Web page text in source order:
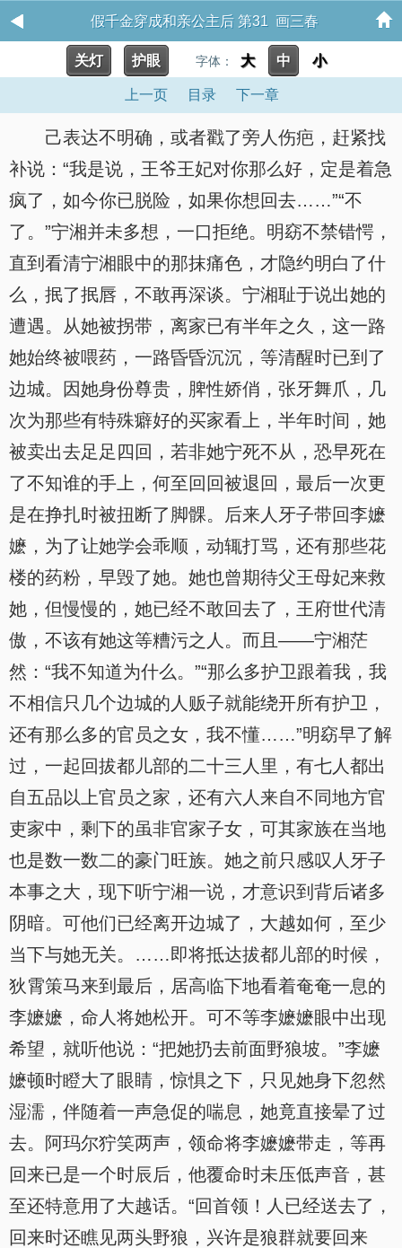
假千金穿成和亲公主后 第31 画三春
关灯 护眼 字体： 大 中 小
上一页 目录 下一章
己表达不明确，或者戳了旁人伤疤，赶紧找
补说：“我是说，王爷王妃对你那么好，定是着急
疯了，如今你已脱险，如果你想回去……”“不
了。”宁湘并未多想，一口拒绝。明窈不禁错愕，
直到看清宁湘眼中的那抹痛色，才隐约明白了什
么，抿了抿唇，不敢再深谈。宁湘耻于说出她的
遭遇。从她被拐带，离家已有半年之久，这一路
她始终被喂药，一路昏昏沉沉，等清醒时已到了
边城。因她身份尊贵，脾性娇俏，张牙舞爪，几
次为那些有特殊癖好的买家看上，半年时间，她
被卖出去足足四回，若非她宁死不从，恐早死在
了不知谁的手上，何至回回被退回，最后一次更
是在挣扎时被扭断了脚髁。后来人牙子带回李嬷
嬷，为了让她学会乖顺，动辄打骂，还有那些花
楼的药粉，早毁了她。她也曾期待父王母妃来救
她，但慢慢的，她已经不敢回去了，王府世代清
傲，不该有她这等糟污之人。而且——宁湘茫
然：“我不知道为什么。”“那么多护卫跟着我，我
不相信只几个边城的人贩子就能绕开所有护卫，
还有那么多的官员之女，我不懂……”明窈早了解
过，一起回拔都儿部的二十三人里，有七人都出
自五品以上官员之家，还有六人来自不同地方官
吏家中，剩下的虽非官家子女，可其家族在当地
也是数一数二的豪门旺族。她之前只感叹人牙子
本事之大，现下听宁湘一说，才意识到背后诸多
阴暗。可他们已经离开边城了，大越如何，至少
当下与她无关。……即将抵达拔都儿部的时候，
狄霄策马来到最后，居高临下地看着奄奄一息的
李嬷嬷，命人将她松开。可不等李嬷嬷眼中出现
希望，就听他说：“把她扔去前面野狼坡。”李嬷
嬷顿时瞪大了眼睛，惊惧之下，只见她身下忽然
湿濡，伴随着一声急促的喘息，她竟直接晕了过
去。阿玛尔狞笑两声，领命将李嬷嬷带走，等再
回来已是一个时辰后，他覆命时未压低声音，甚
至还特意用了大越话。“回首领！人已经送去了，
回来时还瞧见两头野狼，兴许是狼群就要回来